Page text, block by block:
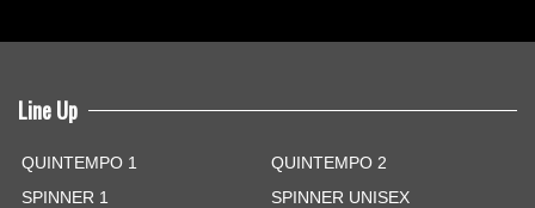
Line Up
QUINTEMPO 1
QUINTEMPO 2
SPINNER 1
SPINNER UNISEX